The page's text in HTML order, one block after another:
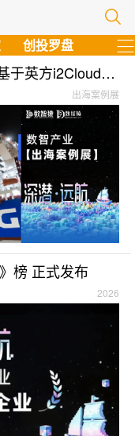
创投罗盘
【出海案例展】秘鲁某港口——基于英方i2CloudCDM构建云容灾底座
出海案例展
榜 正式发布
2026